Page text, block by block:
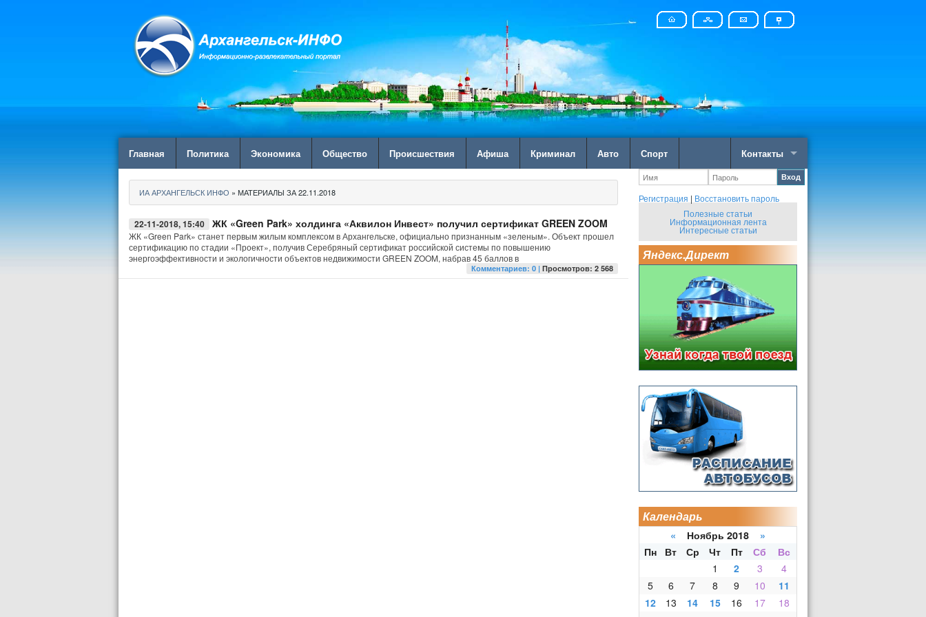
Главная Политика Экономика Общество Происшествия Афиша Криминал Авто Спорт Контакты
ИА АРХАНГЕЛЬСК ИНФО » МАТЕРИАЛЫ ЗА 22.11.2018
22-11-2018, 15:40 ЖК «Green Park» холдинга «Аквилон Инвест» получил сертификат GREEN ZOOM
ЖК «Green Park» станет первым жилым комплексом в Архангельске, официально признанным «зеленым». Объект прошел
сертификацию по стадии «Проект», получив Серебряный сертификат российской системы по повышению
энергоэффективности и экологичности объектов недвижимости GREEN ZOOM, набрав 45 баллов в
Комментариев: 0 |Просмотров: 2 568
Вход
Регистрация | Восстановить пароль
Полезные статьи
Информационная лента
Интересные статьи
Яндекс.Директ
Календарь
« Ноябрь 2018 »
Пн
Вт Ср Чт Пт Сб
Вс
1
2 3
4
5
6 7 8 9 10
11
12
13 14 15 16 17
18